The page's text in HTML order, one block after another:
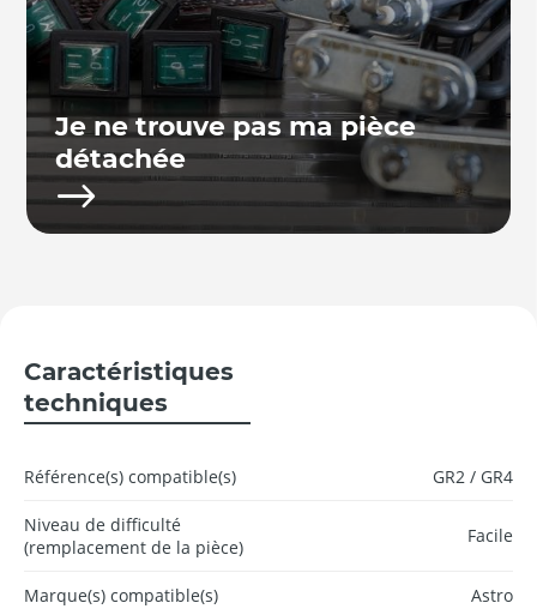
Je ne trouve pas ma pièce
détachée
Caractéristiques
techniques
Référence(s) compatible(s) GR2 / GR4
Niveau de difficulté
(remplacement de la pièce)
Facile
Marque(s) compatible(s) Astro